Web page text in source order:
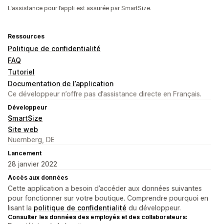
L’assistance pour l’appli est assurée par SmartSize.
Ressources
Politique de confidentialité
FAQ
Tutoriel
Documentation de l’application
Ce développeur n’offre pas d’assistance directe en Français.
Développeur
SmartSize
Site web
Nuernberg, DE
Lancement
28 janvier 2022
Accès aux données
Cette application a besoin d’accéder aux données suivantes
pour fonctionner sur votre boutique. Comprendre pourquoi en
lisant la politique de confidentialité du développeur.
Consulter les données des employés et des collaborateurs: